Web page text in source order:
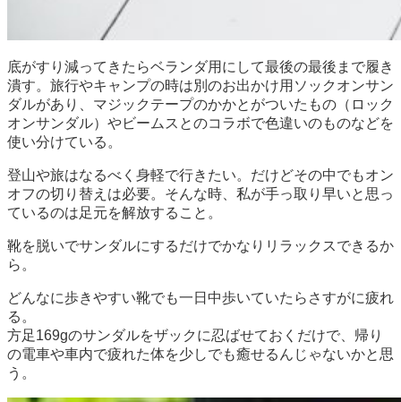
底がすり減ってきたらベランダ用にして最後の最後まで履き
潰す。旅行やキャンプの時は別のお出かけ用ソックオンサン
ダルがあり、マジックテープのかかとがついたもの（ロック
オンサンダル）やビームスとのコラボで色違いのものなどを
使い分けている。
登山や旅はなるべく身軽で行きたい。だけどその中でもオン
オフの切り替えは必要。そんな時、私が手っ取り早いと思っ
ているのは足元を解放すること。
靴を脱いでサンダルにするだけでかなりリラックスできるか
ら。
どんなに歩きやすい靴でも一日中歩いていたらさすがに疲れ
る。
方足169gのサンダルをザックに忍ばせておくだけで、帰り
の電車や車内で疲れた体を少しでも癒せるんじゃないかと思
う。